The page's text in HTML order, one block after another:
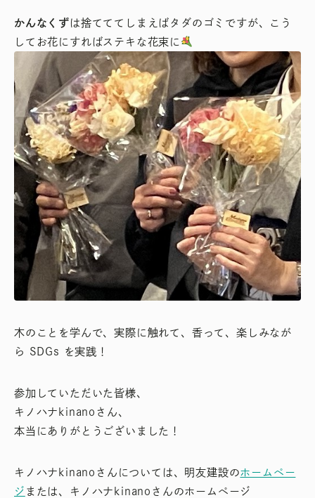
かんなくず は捨てててしまえばタダのゴミですが、こう
してお花にすればステキな花束に
木のことを学んで、実際に触れて、香って、楽しみなが
ら SDGs を実践！
参加していただいた皆様、
キノハナkinanoさん、
本当にありがとうございました！
キノハナkinanoさんについては、明友建設のホームペー
ジ または、キノハナkinanoさんのホームページ